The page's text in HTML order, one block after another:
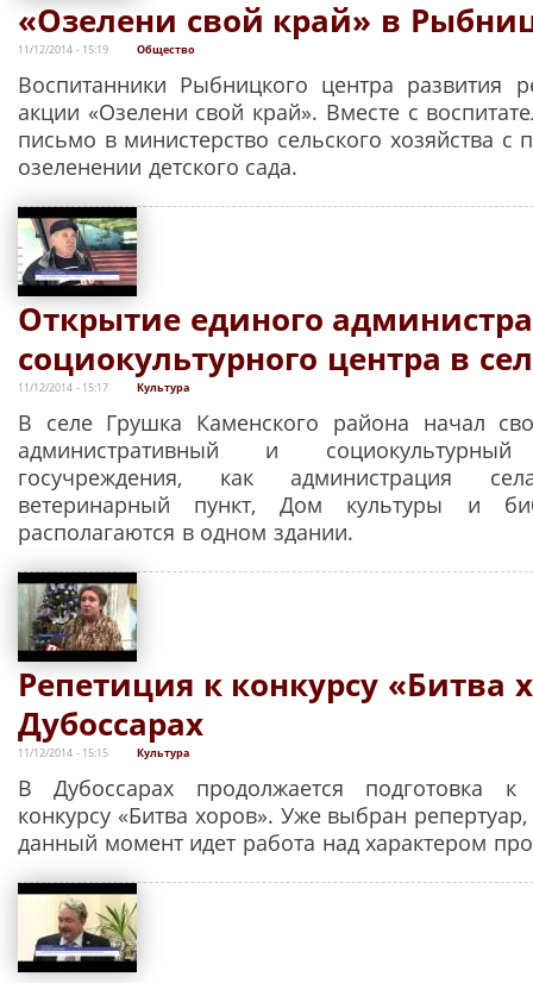
«Озелени свой край» в
11/12/2014 - 15:19 Общество
Воспитанники Рыбницкого центра развития
акции «Озелени свой край». Вместе с
письмо в министерство сельского хозяйства
озеленении детского сада.
Открытие единого
социокультурного центра в
11/12/2014 - 15:17 Культура
В селе Грушка Каменского района начал
административный и
госучреждения, как администрация
ветеринарный пункт, Дом культуры и
располагаются в одном здании.
Репетиция к конкурсу «Битва
Дубоссарах
11/12/2014 - 15:15 Культура
В Дубоссарах продолжается подготовка к
конкурсу «Битва хоров». Уже выбран
данный момент идет работа над характером